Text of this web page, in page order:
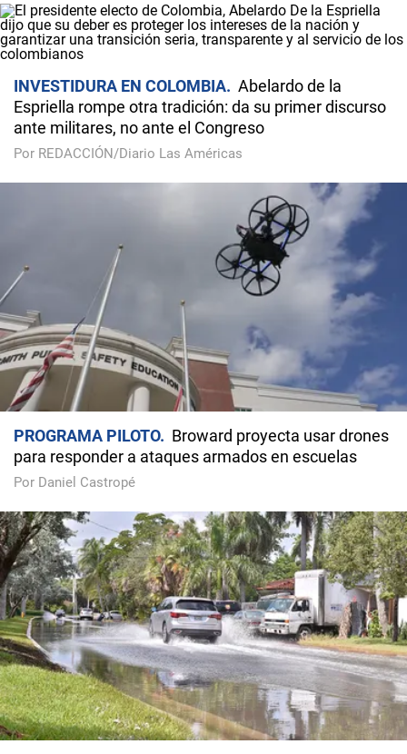
INVESTIDURA EN COLOMBIA
Abelardo de la
Espriella rompe otra tradición: da su primer discurso
ante militares, no ante el Congreso
Por REDACCIÓN/Diario Las Américas
PROGRAMA PILOTO
Broward proyecta usar drones
para responder a ataques armados en escuelas
Por Daniel Castropé